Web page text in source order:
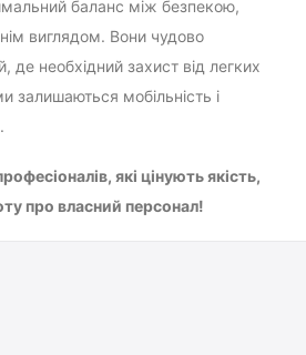
баланс між безпекою,
виглядом. Вони чудово
де необхідний захист від легких
залишаються мобільність і
які цінують якість,
про власний персонал!